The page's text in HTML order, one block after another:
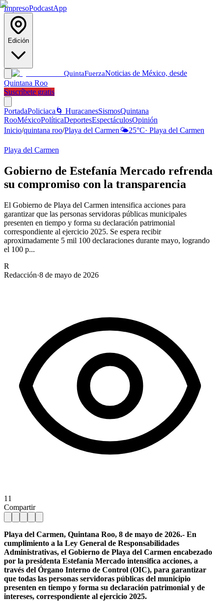
ImpresoPodcastApp
Edición
QuintaFuerzaNoticias de México, desde
Quintana Roo
Suscríbete gratis
PortadaPoliciaca 🌀 HuracanesSismosQuintana
RooMéxicoPolíticaDeportesEspectáculosOpinión
Inicio/quintana roo/Playa del Carmen🌤️25°C· Playa del Carmen
Playa del Carmen
Gobierno de Estefanía Mercado refrenda
su compromiso con la transparencia
El Gobierno de Playa del Carmen intensifica acciones para
garantizar que las personas servidoras públicas municipales
presenten en tiempo y forma su declaración patrimonial
correspondiente al ejercicio 2025. Se espera recibir
aproximadamente 5 mil 100 declaraciones durante mayo, logrando
el 100 p...
R
Redacción·8 de mayo de 2026
11
Compartir
Playa del Carmen, Quintana Roo, 8 de mayo de 2026.- En
cumplimiento a la Ley General de Responsabilidades
Administrativas, el Gobierno de Playa del Carmen encabezado
por la presidenta Estefanía Mercado intensifica acciones, a
través del Órgano Interno de Control (OIC), para garantizar
que todas las personas servidoras públicas del municipio
presenten en tiempo y forma su declaración patrimonial y de
intereses, correspondiente al ejercicio 2025.